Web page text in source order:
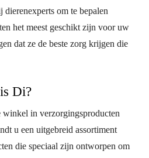
om te bepalen
het meest geschikt zijn voor uw
dat ze de beste zorg krijgen die
Di?
winkel in verzorgingsproducten
u een uitgebreid assortiment
die speciaal zijn ontworpen om